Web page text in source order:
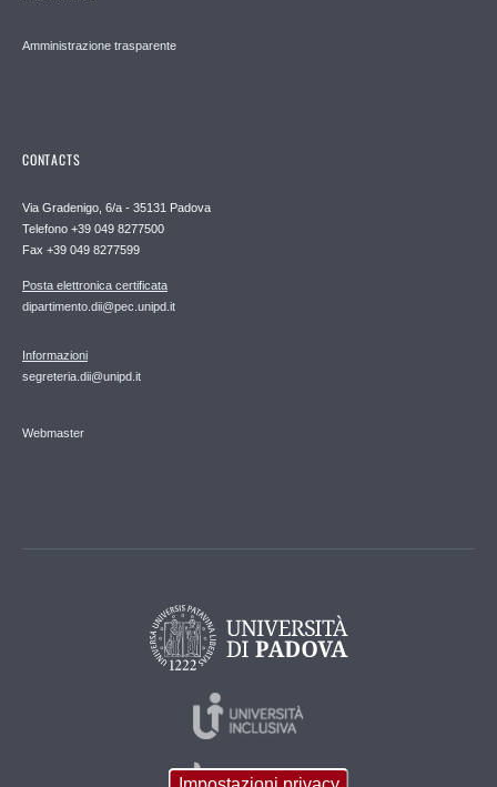
Amministrazione trasparente
CONTACTS
Via Gradenigo, 6/a - 35131 Padova
Telefono +39 049 8277500
Fax +39 049 8277599
Posta elettronica certificata
dipartimento.dii@pec.unipd.it
Informazioni
segreteria.dii@unipd.it
Webmaster